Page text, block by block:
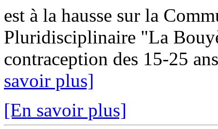
est à la hausse sur la
Pluridisciplinaire "La
contraception des 15-25
savoir plus]
[En savoir plus]